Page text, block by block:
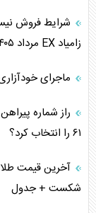
شرایط فروش
زامیاد EX مرداد ۱۴۰۵
ماجرای
راز شماره
۶۱ را انتخاب کرد؟
شکست + جدول